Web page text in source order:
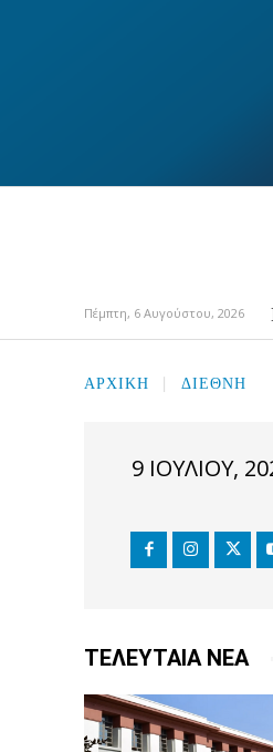
Πέμπτη, 6 Αυγούστου, 2026
ΑΡΧΙΚΉ ΔΙΕΘΝΗ
9 ΙΟΥΛΊΟΥ,
ΤΕΛΕΥΤΑΙΑ ΝΕΑ